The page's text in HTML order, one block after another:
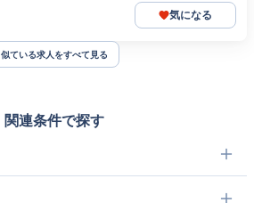
気になる
似ている求人をすべて見る
関連条件で探す